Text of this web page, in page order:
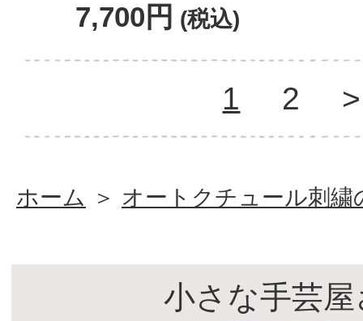
7,700円 (税込)
1 2 >
ホーム ＞ オートクチュール刺繍
小さな手芸